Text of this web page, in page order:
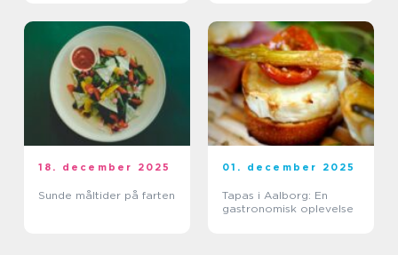
18. december 2025
Sunde måltider på farten
01. december 2025
Tapas i Aalborg: En
gastronomisk oplevelse